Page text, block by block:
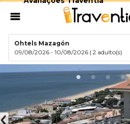
Ohtels Mazagón
09/08/2026 -10/08/2026 |2 adulto(s)